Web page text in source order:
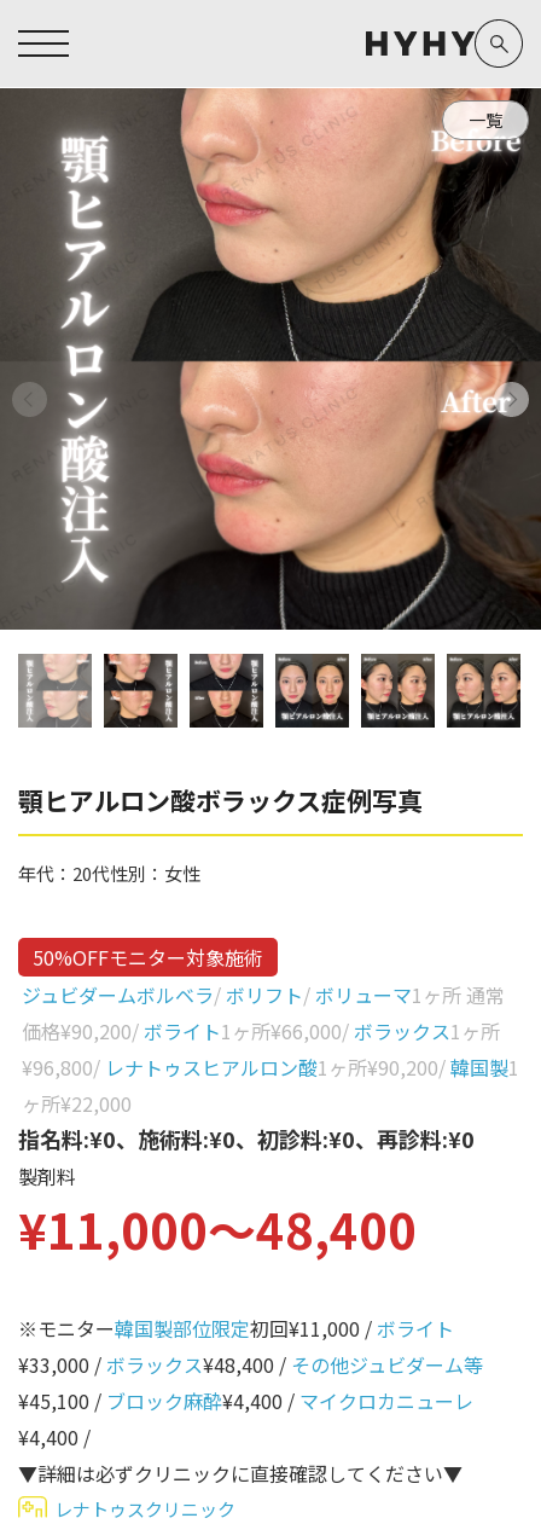
ヒアルロン酸注入症例一覧
医療脱毛症例一覧
アートメイク症例一覧
クリニック一覧
医師一覧
看護師一覧
新着情報
よくあるご質問
お問い合わせ
プライバシーポリシー
未成年の方へ
規約
ヒアルロン酸注入
担当医師から探す
副田 周
高橋 希
東山 麻伊子
松村 仁
泉 洋平
辻橋 勇祐
阿部 竜介
Parts
部位から探す
額
こめかみ
眉間
眉上
目の上
涙袋
眼窩縁（目の下）
ゴルゴライン
鼻
ほうれい線
唇
口角
顎
首
Preparation
製剤から探す
ザーフ(XERF)
ボラックス
ボリューマ
ボリフト
ボルベラ
ボライト
レナトゥスヒアルロン酸
ダイヤモンドフィール/ピ
ネハ
リジュラン
目の下のクマ取り
その他
Gender
女性
その他
Age
年代から探す
10代
20代
一覧
顎ヒアルロン酸ボラックス症例写真
年代： 20代性別： 女性
50%OFFモニター対象施術
ジュビダームボルベラ/ ボリフト/ ボリューマ1ヶ所 通常
価格¥90,200/ ボライト1ヶ所¥66,000/ ボラックス1ヶ所
¥96,800/ レナトゥスヒアルロン酸1ヶ所¥90,200/韓国製1
ヶ所¥22,000
指名料:¥0、施術料:¥0、初診料:¥0、再診料:¥0
製剤料
¥11,000〜48,400
※モニター韓国製部位限定初回¥11,000 / ボライト
¥33,000 / ボラックス¥48,400 / その他ジュビダーム等
¥45,100 / ブロック麻酔¥4,400 / マイクロカニューレ
¥4,400 /
▼詳細は必ずクリニックに直接確認してください▼
レナトゥスクリニック